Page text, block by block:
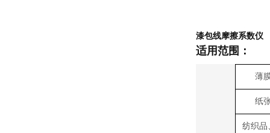
漆包线摩擦系数仪
适用范围：
薄
纸
纺织品